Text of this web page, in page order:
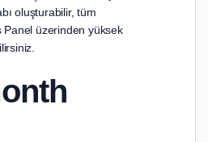
oluşturabilir, tüm
Panel üzerinden yüksek